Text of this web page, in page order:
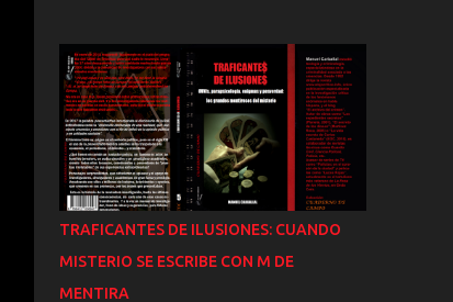
Javier Siena y Manuel Carballal vivieron su
Particular epifanía OVNI. Aquella
experiencia, narrada en detalle ahora por
primera vez les haría consagrar sus vidas al
estudio del fenómeno. Este es el fruto de
aquella investigación. Los cultos OVNI y las
sectas ufológicas surgen en 1952 en EEUU,
mundo. Hoy, cientos de miles de personas
afirman estar en contacto con
TRAFICANTES DE ILUSIONES: CUANDO
MISTERIO SE ESCRIBE CON M DE
MENTIRA